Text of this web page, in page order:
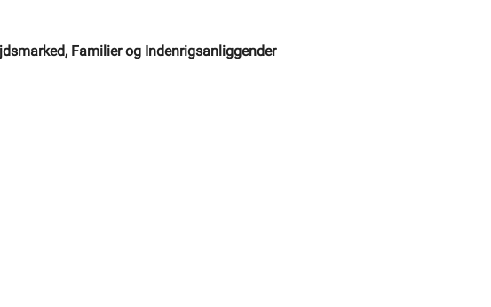
Familier og Indenrigsanliggender